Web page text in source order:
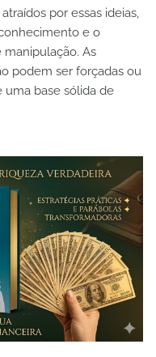
por essas ideias,
e o
As
podem ser forçadas ou
uma base sólida de